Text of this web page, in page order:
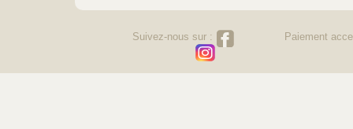
Suivez-nous sur : Paiement